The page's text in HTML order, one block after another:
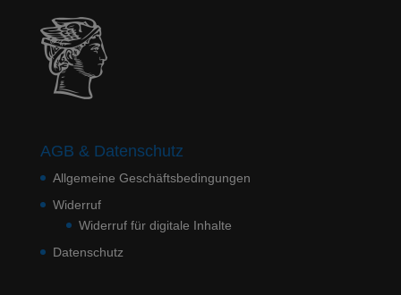
AGB & Datenschutz
Allgemeine Geschäftsbedingungen
Widerruf
Widerruf für digitale Inhalte
Datenschutz